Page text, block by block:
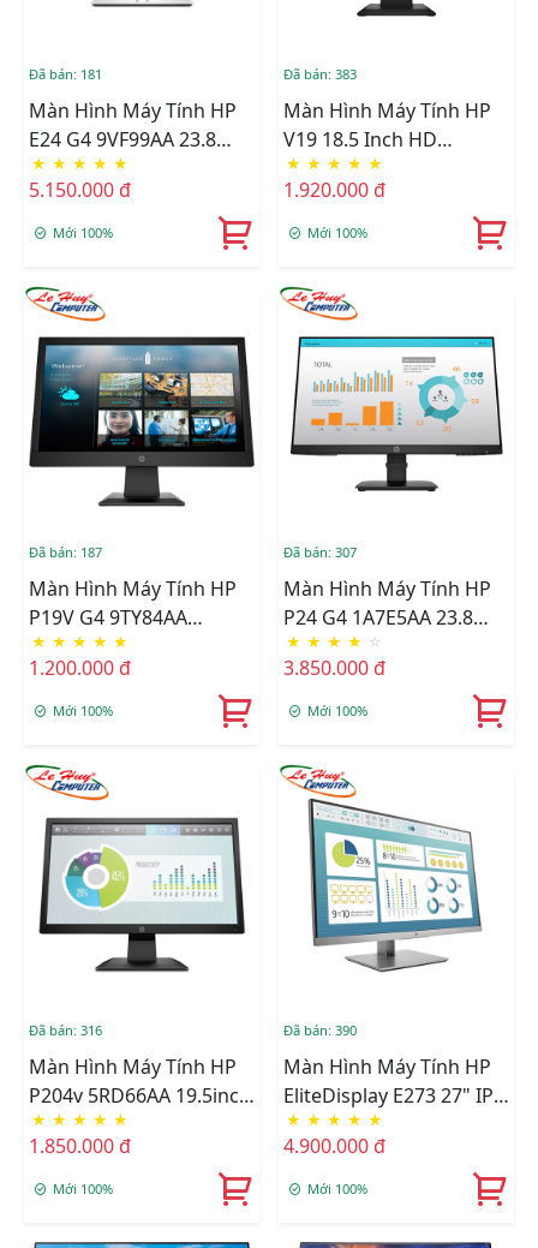
Đã bán: 181
Màn Hình Máy Tính HP
E24 G4 9VF99AA 23.8
Inch FHD IPS
★ ★ ★ ★ ★
5.150.000 đ
Mới 100%
Đã bán: 383
Màn Hình Máy Tính HP
V19 18.5 Inch HD
9TN41AA
★ ★ ★ ★ ★
1.920.000 đ
Mới 100%
Đã bán: 187
Màn Hình Máy Tính HP
P19V G4 9TY84AA
18.5inch
★ ★ ★ ★ ★
1.200.000 đ
Mới 100%
Đã bán: 307
Màn Hình Máy Tính HP
P24 G4 1A7E5AA 23.8
Inch FHD IPS
★ ★ ★ ★ ☆
3.850.000 đ
Mới 100%
Đã bán: 316
Màn Hình Máy Tính HP
P204v 5RD66AA 19.5inch
HD 60Hz
★ ★ ★ ★ ★
1.850.000 đ
Mới 100%
Đã bán: 390
Màn Hình Máy Tính HP
EliteDisplay E273 27" IPS
(1FH50AA)
★ ★ ★ ★ ★
4.900.000 đ
Mới 100%